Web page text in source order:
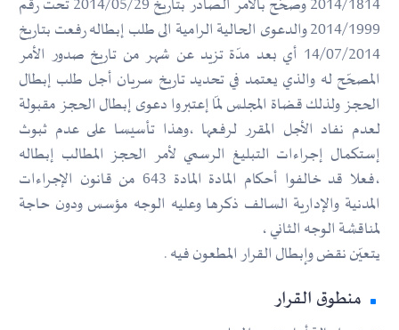
2014/1814 وصحّح بالأمر الصادر بتاريخ 2014/05/29 تحت رقم
2014/1999 والدعوى الحالية الرامية الى طلب إبطاله رفعت بتاريخ
14/07/2014 أي بعد مدّة تزيد عن شهر من تاريخ صدور الأمر
المصحّح له والذي يعتمد في تحديد تاريخ سريان أجل طلب إبطال
الحجز ولذلك قضاة المجلس لمّا إعتبروا دعوى إبطال الحجز مقبولة
لعدم نفاد الأجل المقرر لرفعها ،وهذا تأسيسا على عدم ثبوث
إستكمال إجراءات التبليغ الرسمي لأمر الحجز المطالب إبطاله
،فعلا قد خالفوا أحكام المادة المادة 643 من قانون الإجراءات
المدنية والإدارية السالف ذكرها وعليه الوجه مؤسس ودون حاجة
لمناقشة الوجه الثاني ،
يتعيّن نقض وإبطال القرار المطعون فيه .
منطوق القرار